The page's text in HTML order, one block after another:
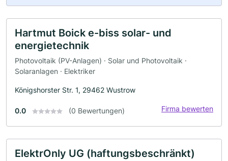
Hartmut Boick e-biss solar- und
energietechnik
Photovoltaik (PV-Anlagen) · Solar und Photovoltaik ·
Solaranlagen · Elektriker
Königshorster Str. 1, 29462 Wustrow
0.0 (0 Bewertungen) Firma bewerten
ElektrOnly UG (haftungsbeschränkt)